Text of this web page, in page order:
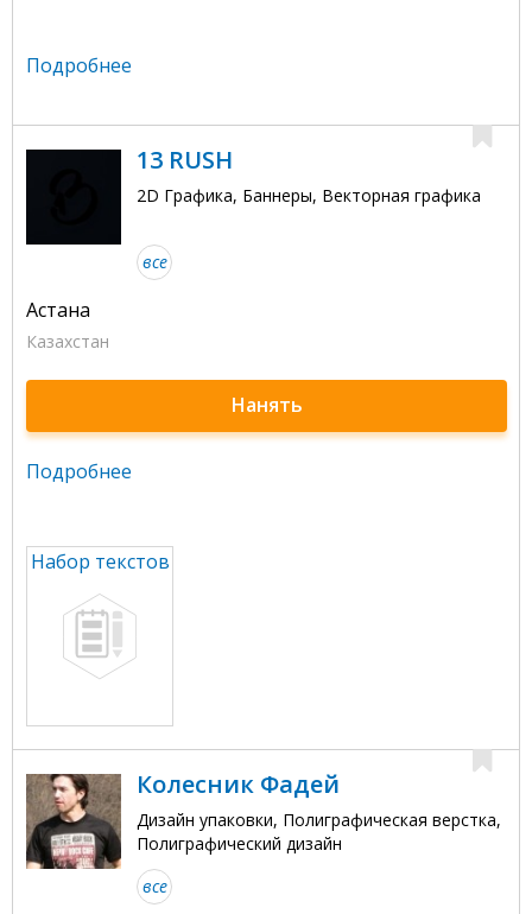
Подробнее
13 RUSH
2D Графика, Баннеры, Векторная графика
все
Астана
Казахстан
Нанять
Подробнее
Набор текстов
Колесник Фадей
Дизайн упаковки, Полиграфическая верстка,
Полиграфический дизайн
все